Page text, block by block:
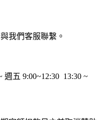
我們客服聯繫。
週五 9:00~12:30 13:30 ~